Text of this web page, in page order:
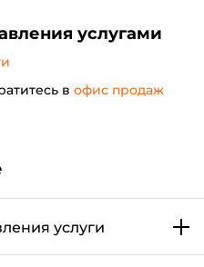
услугами
в офис продаж
услуги